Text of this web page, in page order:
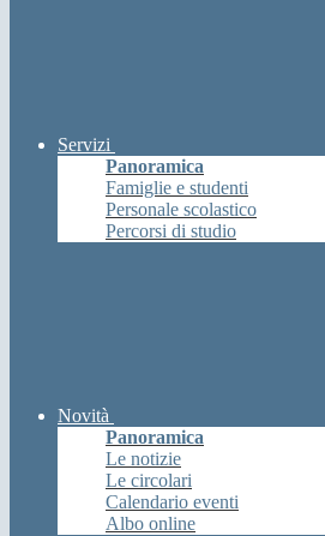
Servizi
Panoramica
Famiglie e studenti
Personale scolastico
Percorsi di studio
Novità
Panoramica
Le notizie
Le circolari
Calendario eventi
Albo online